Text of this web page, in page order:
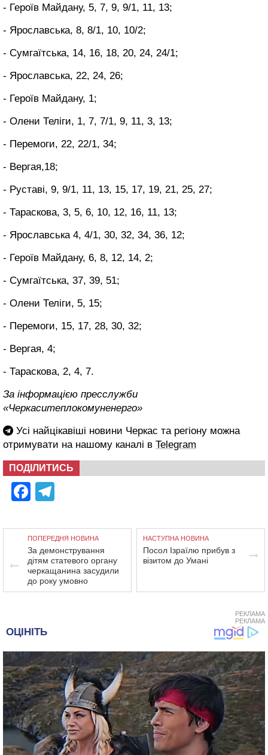
- Героїв Майдану, 5, 7, 9, 9/1, 11, 13;
- Ярославська, 8, 8/1, 10, 10/2;
- Сумгаїтська, 14, 16, 18, 20, 24, 24/1;
- Ярославська, 22, 24, 26;
- Героїв Майдану, 1;
- Олени Теліги, 1, 7, 7/1, 9, 11, 3, 13;
- Перемоги, 22, 22/1, 34;
- Вергая,18;
- Руставі, 9, 9/1, 11, 13, 15, 17, 19, 21, 25, 27;
- Тараскова, 3, 5, 6, 10, 12, 16, 11, 13;
- Ярославська 4, 4/1, 30, 32, 34, 36, 12;
- Героїв Майдану, 6, 8, 12, 14, 2;
- Сумгаїтська, 37, 39, 51;
- Олени Теліги, 5, 15;
- Перемоги, 15, 17, 28, 30, 32;
- Вергая, 4;
- Тараскова, 2, 4, 7.
За інформацією пресслужби
«Черкаситеплокомуненерго»
Усі найцікавіші новини Черкас та регіону можна
отримувати на нашому каналі в Telegram
ПОДІЛИТИСЬ
Facebook
ПОПЕРЕДНЯ НОВИНА
За демонстрування
дітям статевого органу
черкащанина засудили
до року умовно
НАСТУПНА НОВИНА
Посол Ізраїлю прибув з
візитом до Умані
РЕКЛАМА
РЕКЛАМА